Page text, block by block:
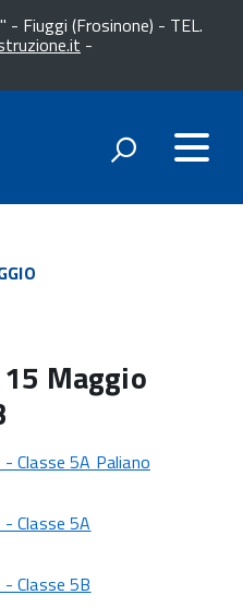
- Fiuggi (Frosinone) - TEL.
-
Maggio
Classe 5A Paliano
Classe 5A
Classe 5B